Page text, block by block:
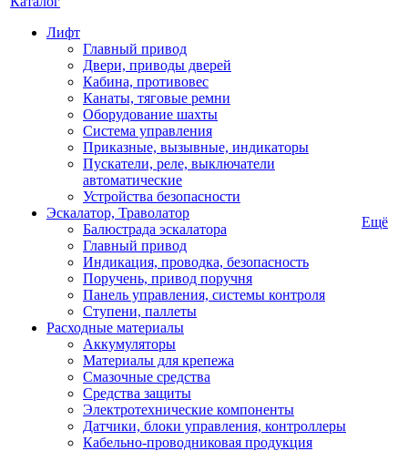
Лифт
Главный привод
Двери, приводы дверей
Кабина, противовес
Канаты, тяговые ремни
Оборудование шахты
Система управления
Приказные, вызывные, индикаторы
Пускатели, реле, выключатели
автоматические
Устройства безопасности
Эскалатор, Траволатор
Балюстрада эскалатора
Главный привод
Индикация, проводка, безопасность
Поручень, привод поручня
Панель управления, системы контроля
Ступени, паллеты
Расходные материалы
Аккумуляторы
Материалы для крепежа
Смазочные средства
Средства защиты
Электротехнические компоненты
Датчики, блоки управления, контроллеры
Кабельно-проводниковая продукция
Ещё